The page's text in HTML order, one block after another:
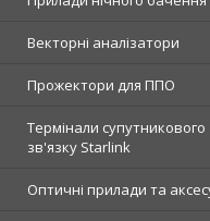
Векторні аналізатори
Прожектори для ППО
Термінали супутникового
зв'язку Starlink
Оптичні прилади та